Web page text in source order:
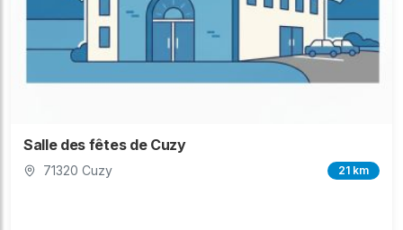
Salle des fêtes de Cuzy
71320 Cuzy 21 km